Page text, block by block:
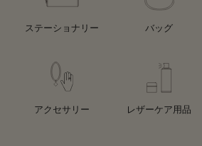
ステーショナリー バッグ
アクセサリー レザーケア用品